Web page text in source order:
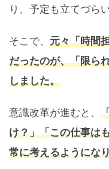
り、予定も立てづら
そこで、 元々「時間
だったのが、「限ら
しました。
意識改革が進むと、
け？」「この仕事は
常に考えるようにな